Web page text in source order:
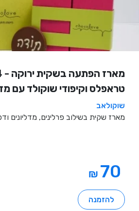
טראפלס וקיפודי שוקולד עם
שוקולאב
מארז שקית בשילוב פרלינים, מדליונים
₪
להזמנה